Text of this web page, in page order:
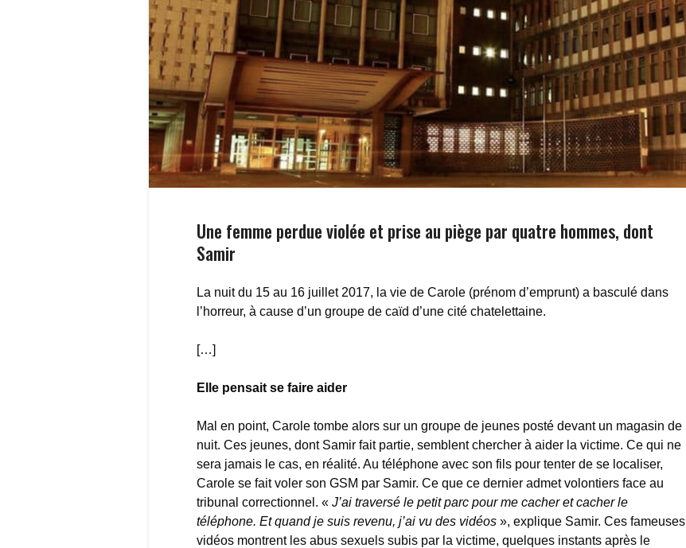
Une femme perdue violée et prise au piège par quatre hommes, dont
Samir
La nuit du 15 au 16 juillet 2017, la vie de Carole (prénom d’emprunt) a basculé dans
l’horreur, à cause d’un groupe de caïd d’une cité chatelettaine.
[…]
Elle pensait se faire aider
Mal en point, Carole tombe alors sur un groupe de jeunes posté devant un magasin de
nuit. Ces jeunes, dont Samir fait partie, semblent chercher à aider la victime. Ce qui ne
sera jamais le cas, en réalité. Au téléphone avec son fils pour tenter de se localiser,
Carole se fait voler son GSM par Samir. Ce que ce dernier admet volontiers face au
tribunal correctionnel. « J’ai traversé le petit parc pour me cacher et cacher le
téléphone. Et quand je suis revenu, j’ai vu des vidéos », explique Samir. Ces fameuses
vidéos montrent les abus sexuels subis par la victime, quelques instants après le